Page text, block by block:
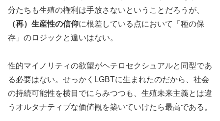
分たちも生殖の権利は手放さないということだろうが、
（再）生産性の信仰に根差している点において「種の保
存」のロジックと違いはない。
性的マイノリティの欲望がヘテロセクシュアルと同型であ
る必要はない。せっかくLGBTに生まれたのだから、社会
の持続可能性を横目でにらみつつも、生殖未来主義とは違
うオルタナティブな価値観を築いていけたら最高である。